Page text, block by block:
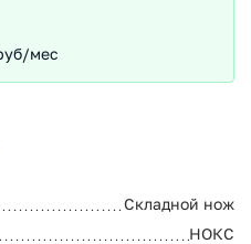
Складной нож
НОКС
мес